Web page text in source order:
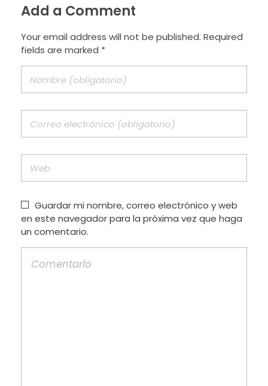
Add a Comment
Your email address will not be published. Required
fields are marked *
Guardar mi nombre, correo electrónico y web
en este navegador para la próxima vez que haga
un comentario.